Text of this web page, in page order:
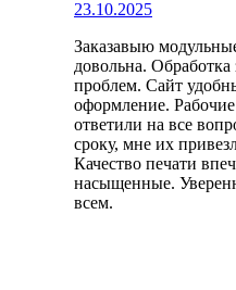
23.10.2025
Заказавыю
довольна. Обработка
проблем. Сайт
оформление.
ответили на все
сроку, мне их
Качество печати
насыщенные.
всем.